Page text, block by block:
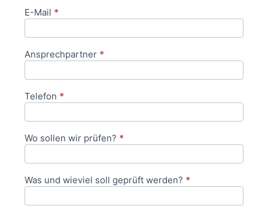
E-Mail *
Ansprechpartner *
Telefon *
Wo sollen wir prüfen? *
Was und wieviel soll geprüft werden? *